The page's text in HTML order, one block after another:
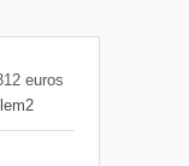
euros